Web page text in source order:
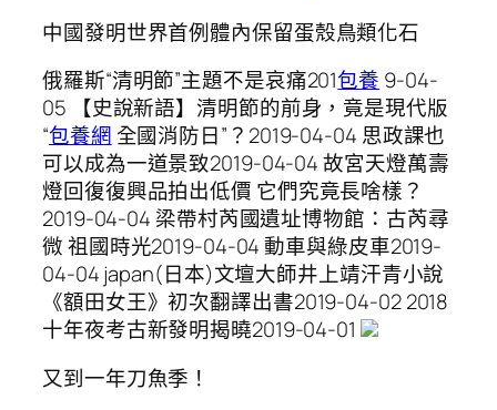
中國發明世界首例體內保留蛋殼鳥類化石
俄羅斯“清明節”主題不是哀痛201包養 9-04-
05 【史說新語】清明節的前身，竟是現代版
“包養網全國消防日”？2019-04-04 思政課也
可以成為一道景致2019-04-04 故宮天燈萬壽
燈回復復興品拍出低價 它們究竟長啥樣？
2019-04-04 梁帶村芮國遺址博物館：古芮尋
微 祖國時光2019-04-04 動車與綠皮車2019-
04-04 japan(日本)文壇大師井上靖汗青小說
《額田女王》初次翻譯出書2019-04-02 2018
十年夜考古新發明揭曉2019-04-01
又到一年刀魚季！